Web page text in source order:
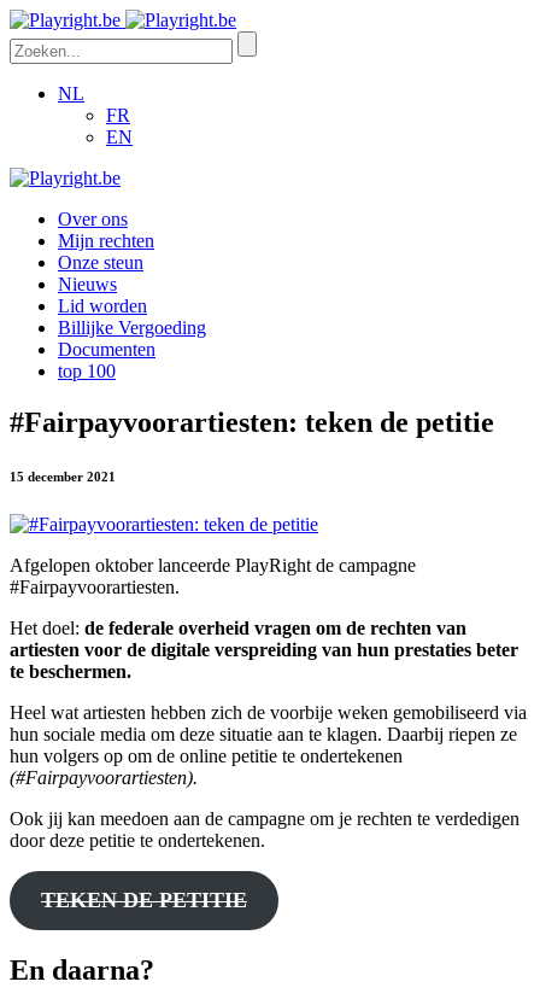
NL
FR
EN
Over ons
Mijn rechten
Onze steun
Nieuws
Lid worden
Billijke Vergoeding
Documenten
top 100
#Fairpayvoorartiesten: teken de petitie
15 december 2021
Afgelopen oktober lanceerde PlayRight de campagne
#Fairpayvoorartiesten.
Het doel: de federale overheid vragen om de rechten van
artiesten voor de digitale verspreiding van hun prestaties beter
te beschermen.
Heel wat artiesten hebben zich de voorbije weken gemobiliseerd via
hun sociale media om deze situatie aan te klagen. Daarbij riepen ze
hun volgers op om de online petitie te ondertekenen
(#Fairpayvoorartiesten).
Ook jij kan meedoen aan de campagne om je rechten te verdedigen
door deze petitie te ondertekenen.
TEKEN DE PETITIE
En daarna?